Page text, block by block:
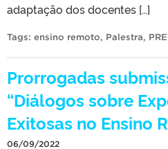
adaptação dos docentes […]
Tags: ensino remoto, Palestra,
Prorrogadas
“Diálogos sobre
Exitosas no Ensino
06/09/2022